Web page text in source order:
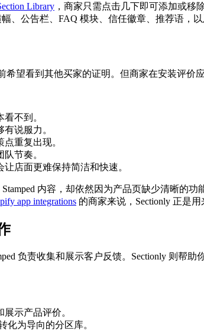
Library ，商家只需点击几下即可添加或移
、公告栏、FAQ 模块、信任徽章、推荐语，
希望看到其他买家的证明。但商家在安装评价
不到。
说服力。
重复出现。
节奏。
店面更难保持简洁和快速。
内容，却依然因为产品页缺少清晰的
app integrations 的商家来说，Sectionly 正是
负责收集和展示客户反馈。Sectionly 则帮
展示产品评价。
化为导向的分区库。